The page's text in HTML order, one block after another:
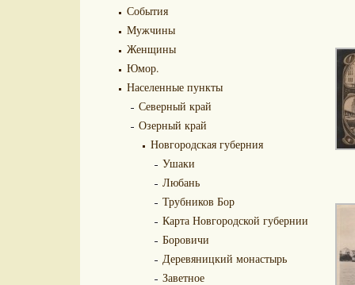
События
Мужчины
Женщины
Юмор.
Населенные пункты
Северный край
Озерный край
Новгородская губерния
Ушаки
Любань
Трубников Бор
Карта Новгородской губернии
Боровичи
Деревяницкий монастырь
Заветное